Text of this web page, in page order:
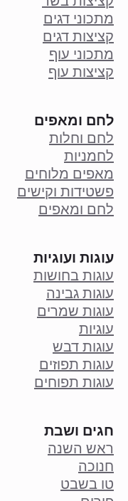
מתכוני דגים
קציצות דגים
מתכוני עוף
קציצות עוף
לחם ומאפים
לחם וחלות
לחמניות
מאפים מלוחים
פשטידות וקישים
לחם ומאפים
עוגות ועוגיות
עוגות בחושות
עוגות גבינה
עוגות שמרים
עוגיות
עוגות דבש
עוגות תפוזים
עוגות תפוחים
חגים ושבת
ראש השנה
חנוכה
טו בשבט